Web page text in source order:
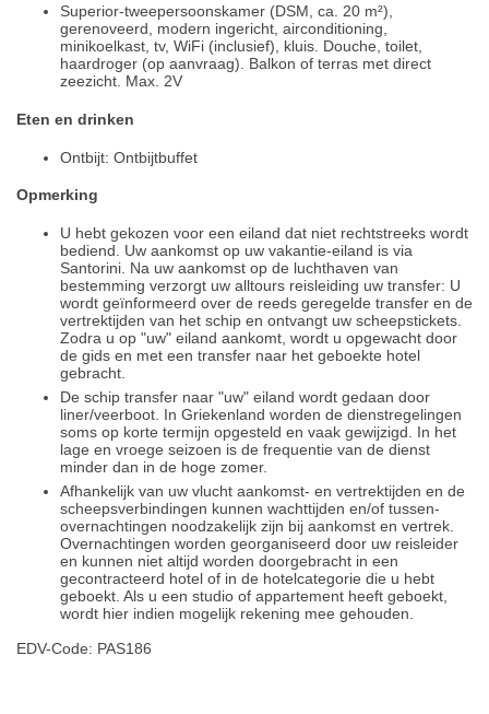
Superior-tweepersoonskamer (DSM, ca. 20 m²),
gerenoveerd, modern ingericht, airconditioning,
minikoelkast, tv, WiFi (inclusief), kluis. Douche, toilet,
haardroger (op aanvraag). Balkon of terras met direct
zeezicht. Max. 2V
Eten en drinken
Ontbijt: Ontbijtbuffet
Opmerking
U hebt gekozen voor een eiland dat niet rechtstreeks wordt
bediend. Uw aankomst op uw vakantie-eiland is via
Santorini. Na uw aankomst op de luchthaven van
bestemming verzorgt uw alltours reisleiding uw transfer: U
wordt geïnformeerd over de reeds geregelde transfer en de
vertrektijden van het schip en ontvangt uw scheepstickets.
Zodra u op "uw" eiland aankomt, wordt u opgewacht door
de gids en met een transfer naar het geboekte hotel
gebracht.
De schip transfer naar "uw" eiland wordt gedaan door
liner/veerboot. In Griekenland worden de dienstregelingen
soms op korte termijn opgesteld en vaak gewijzigd. In het
lage en vroege seizoen is de frequentie van de dienst
minder dan in de hoge zomer.
Afhankelijk van uw vlucht aankomst- en vertrektijden en de
scheepsverbindingen kunnen wachttijden en/of tussen-
overnachtingen noodzakelijk zijn bij aankomst en vertrek.
Overnachtingen worden georganiseerd door uw reisleider
en kunnen niet altijd worden doorgebracht in een
gecontracteerd hotel of in de hotelcategorie die u hebt
geboekt. Als u een studio of appartement heeft geboekt,
wordt hier indien mogelijk rekening mee gehouden.
EDV-Code: PAS186